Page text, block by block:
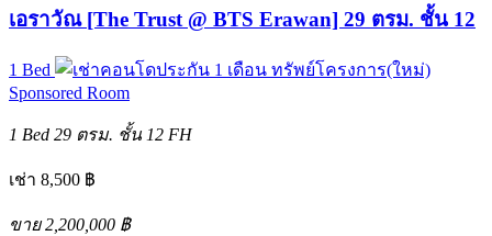
เอราวัณ [The Trust @ BTS Erawan] 29 ตรม. ชั้น 12
1 Bed
ทรัพย์โครงการ(ใหม่)
Sponsored Room
1 Bed 29 ตรม. ชั้น 12 FH
เช่า 8,500 ฿
ขาย 2,200,000 ฿